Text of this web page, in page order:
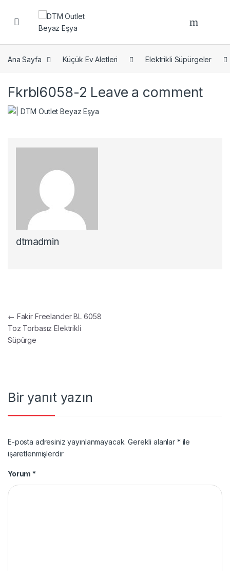
Open
Ana Sayfa Küçük Ev Aletleri Elektrikli Süpürgeler
Fkrbl6058-2 Leave a comment
dtmadmin
Yazı gezinmesi
← Fakir Freelander BL 6058
Toz Torbasız Elektrikli
Süpürge
Bir yanıt yazın
E-posta adresiniz yayınlanmayacak. Gerekli alanlar * ile
işaretlenmişlerdir
Yorum *